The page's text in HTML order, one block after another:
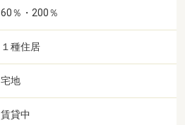
60％・200％
１種住居
宅地
賃貸中